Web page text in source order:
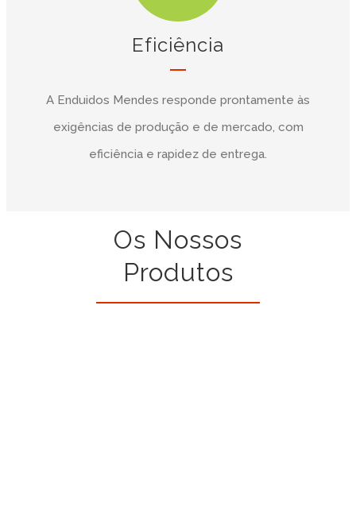
Eficiência
A Enduidos Mendes responde prontamente às
exigências de produção e de mercado, com
eficiência e rapidez de entrega.
Os Nossos
Produtos